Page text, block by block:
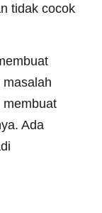
tidak cocok
membuat
Ada